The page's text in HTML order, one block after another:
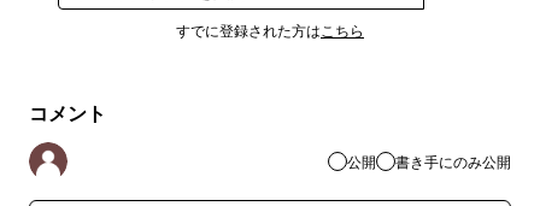
すでに登録された方は こちら
コメント
公開 書き手にのみ公開